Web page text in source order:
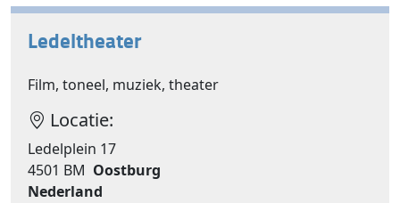
Ledeltheater
Film, toneel, muziek, theater
Locatie:
Ledelplein 17
4501 BM Oostburg
Nederland